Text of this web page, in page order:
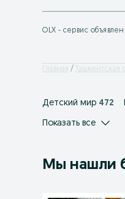
OLX - сервис
Главная Ташкентская
Детский мир 472
Показать все
Мы нашли